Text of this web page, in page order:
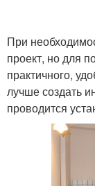
При
проект, но для
практичного,
лучше создать
проводится